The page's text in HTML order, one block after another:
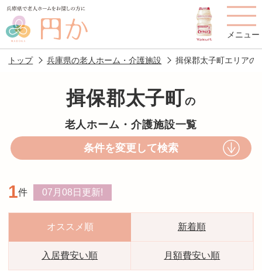
メニュー
老人ホームを
円かについて 費用について
老人ホームの種類
スタッフ紹介
トップ 兵庫県の老人ホーム・介護施設 揖保郡太子町エリアの
揖保郡太子町の
老人ホーム・介護施設一覧
条件を変更して検索
1件 07月08日 更新!
オススメ順 新着順
入居費安い順 月額費安い順